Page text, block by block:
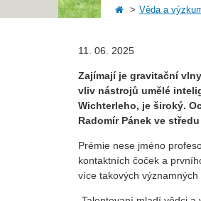
Věda a
11. 06. 2025
Zajímají je gravitační
vliv nástrojů umělé
Wichterleho, je široký.
Radomír Pánek ve
Prémie nese jméno
kontaktních čoček a
více takových